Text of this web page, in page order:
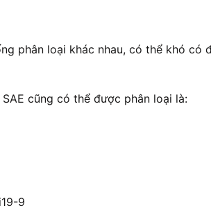
phân loại khác nhau, có thể khó
cũng có thể được phân loại là:
9